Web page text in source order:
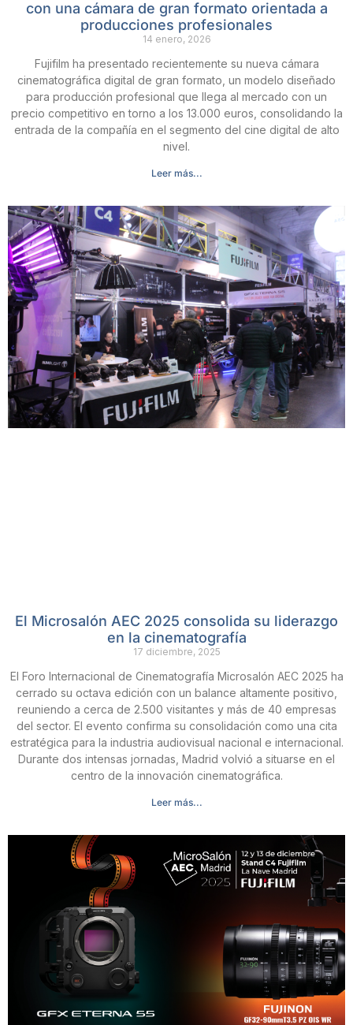
con una cámara de gran formato orientada a
producciones profesionales
14 enero, 2026
Fujifilm ha presentado recientemente su nueva cámara
cinematográfica digital de gran formato, un modelo diseñado
para producción profesional que llega al mercado con un
precio competitivo en torno a los 13.000 euros, consolidando la
entrada de la compañía en el segmento del cine digital de alto
nivel.
Leer más...
El Microsalón AEC 2025 consolida su liderazgo
en la cinematografía
17 diciembre, 2025
El Foro Internacional de Cinematografía Microsalón AEC 2025 ha
cerrado su octava edición con un balance altamente positivo,
reuniendo a cerca de 2.500 visitantes y más de 40 empresas
del sector. El evento confirma su consolidación como una cita
estratégica para la industria audiovisual nacional e internacional.
Durante dos intensas jornadas, Madrid volvió a situarse en el
centro de la innovación cinematográfica.
Leer más...